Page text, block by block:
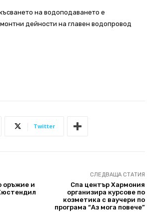
на водоподаването е
дейности на главен водопровод
Twitter
оръжие и
СЛЕДВАЩА СТАТИЯ
Спа център Хармония
организира курсове по
козметика с ваучери по
програма “Аз мога повече”